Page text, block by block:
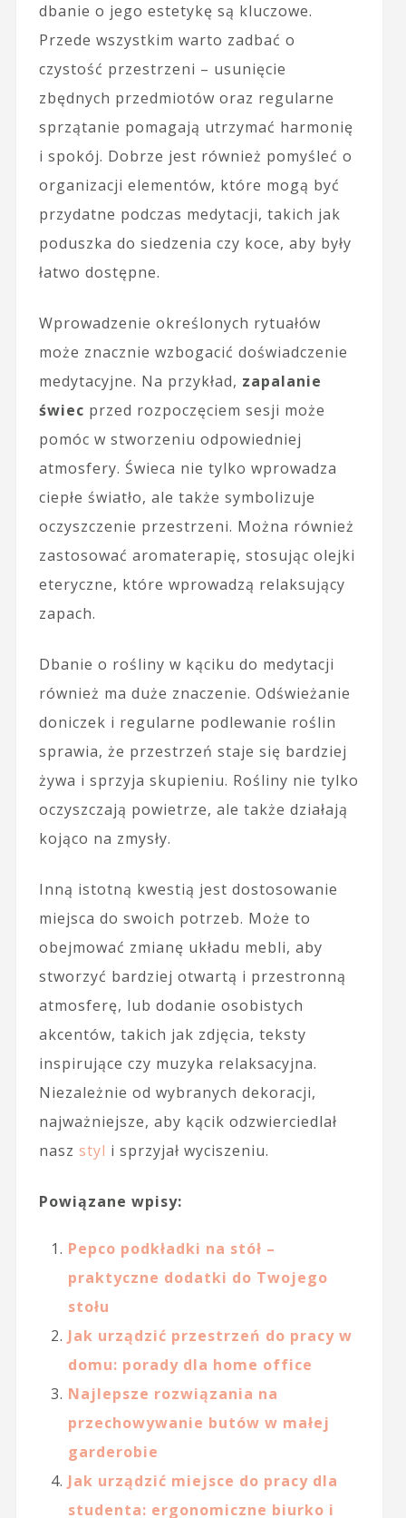
dbanie o jego estetykę są kluczowe.
Przede wszystkim warto zadbać o
czystość przestrzeni – usunięcie
zbędnych przedmiotów oraz regularne
sprzątanie pomagają utrzymać harmonię
i spokój. Dobrze jest również pomyśleć o
organizacji elementów, które mogą być
przydatne podczas medytacji, takich jak
poduszka do siedzenia czy koce, aby były
łatwo dostępne.
Wprowadzenie określonych rytuałów
może znacznie wzbogacić doświadczenie
medytacyjne. Na przykład, zapalanie
świec przed rozpoczęciem sesji może
pomóc w stworzeniu odpowiedniej
atmosfery. Świeca nie tylko wprowadza
ciepłe światło, ale także symbolizuje
oczyszczenie przestrzeni. Można również
zastosować aromaterapię, stosując olejki
eteryczne, które wprowadzą relaksujący
zapach.
Dbanie o rośliny w kąciku do medytacji
również ma duże znaczenie. Odświeżanie
doniczek i regularne podlewanie roślin
sprawia, że przestrzeń staje się bardziej
żywa i sprzyja skupieniu. Rośliny nie tylko
oczyszczają powietrze, ale także działają
kojąco na zmysły.
Inną istotną kwestią jest dostosowanie
miejsca do swoich potrzeb. Może to
obejmować zmianę układu mebli, aby
stworzyć bardziej otwartą i przestronną
atmosferę, lub dodanie osobistych
akcentów, takich jak zdjęcia, teksty
inspirujące czy muzyka relaksacyjna.
Niezależnie od wybranych dekoracji,
najważniejsze, aby kącik odzwierciedlał
nasz styl i sprzyjał wyciszeniu.
Powiązane wpisy:
Pepco podkładki na stół –
praktyczne dodatki do Twojego
stołu
Jak urządzić przestrzeń do pracy w
domu: porady dla home office
Najlepsze rozwiązania na
przechowywanie butów w małej
garderobie
Jak urządzić miejsce do pracy dla
studenta: ergonomiczne biurko i